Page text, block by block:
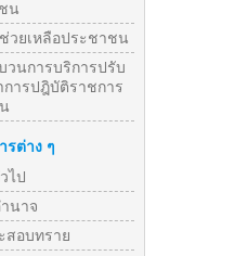
น
วยเหลือประชาชน
วนการบริการปรับ
การปฎิบัติราชการ
รต่าง ๆ
ไป
นาจ
สอบทราย